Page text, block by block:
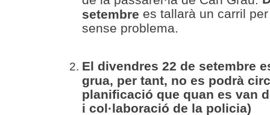
setembre es tallarà un carril
sense problema.
El divendres 22 de setembre
grua, per tant, no es podrà
planificació que quan es van
i col·laboració de la policia)